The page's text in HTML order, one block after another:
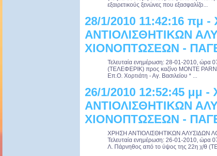
εξαιρετικούς ξενώνες που εξασφαλίζο...
28/1/2010 11:42:16 πμ
ΑΝΤΙΟΛΙΣΘΗΤΙΚΩΝ
ΧΙΟΝΟΠΤΩΣΕΩΝ -
Τελευταία ενημέρωση: 28-01-2010, ώρα
(ΤΕΛΕΦΕΡΙΚ) προς καζίνο MONTE
Επ.Ο. Χορτιάτη - Αγ. Βασιλείου * ...
26/1/2010 12:52:45 μμ
ΑΝΤΙΟΛΙΣΘΗΤΙΚΩΝ
ΧΙΟΝΟΠΤΩΣΕΩΝ -
ΧΡΗΣΗ ΑΝΤΙΟΛΙΣΘΗΤΙΚΩΝ ΑΛΥΣΙΔΩΝ
Τελευταία ενημέρωση: 26-01-2010, ώρα
Λ. Πάρνηθος από το ύψος της 22η χ/θ